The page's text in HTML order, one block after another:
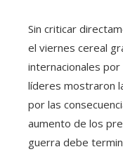
Sin criticar
el viernes cereal
internacionales
líderes mostraron
por las
aumento de los
guerra debe